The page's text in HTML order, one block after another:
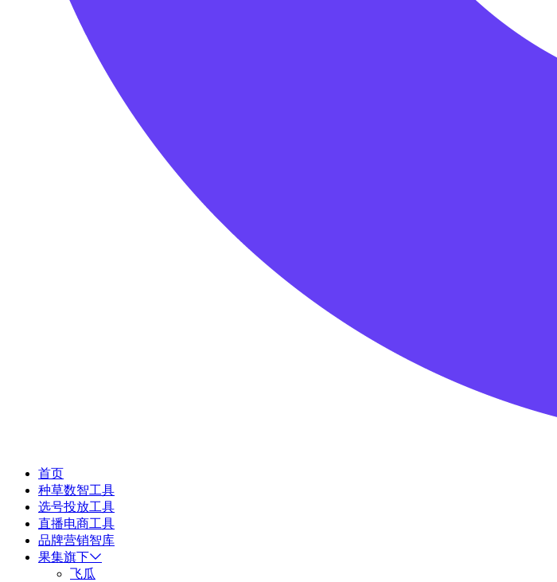
首页
种草数智工具
选号投放工具
直播电商工具
品牌营销智库
果集旗下
飞瓜